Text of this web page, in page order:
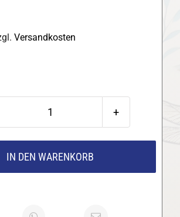
Versandkosten
Aerobie
Kaffeezubereiter
IN DEN WARENKORB